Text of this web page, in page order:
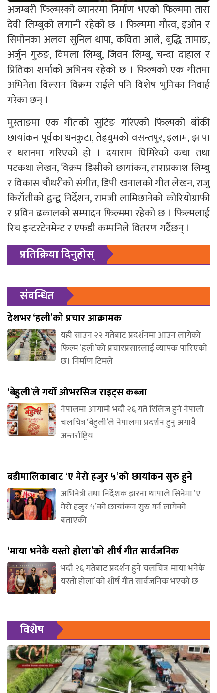
अजम्बरी फिल्मस्को व्यानरमा निर्माण भएको फिल्ममा तारा
देवी लिम्बुको लगानी रहेको छ । फिल्ममा गौरव, इओन र
सिमोनका अलवा सुनिल थापा, कविता आले, बुद्धि तामाङ,
अर्जुन गुरुङ, विमला लिम्बु, जिवन लिम्बु, चन्दा दाहाल र
प्रितिका शर्माको अभिनय रहेको छ । फिल्मको एक गीतमा
अभिनेता विल्सन विक्रम राईले पनि विशेष भुमिका निवार्ह
गरेका छन् ।
मुस्ताङमा एक गीतको सुटिङ गरिएको फिल्मको बाँकी
छायांकन पूर्वका धनकुटा, तेह्रथुमको वसन्तपुर, इलाम, झापा
र धरानमा गरिएको हो । दयाराम घिमिरेको कथा तथा
पटकथा लेखन, विक्रम डिसीको छायांकन, ताराप्रकाश लिम्बु
र विकास चौधरीको संगीत, डिपी खनालको गीत लेखन, राजु
किराँतीको द्वन्द्व निर्देशन, रामजी लामिछानेको कोरियोग्राफी
र प्रविन ढकालको सम्पादन फिल्ममा रहेको छ । फिल्मलाई
रिच इन्टरटेनमेन्ट र एफडी कम्पनिले वितरण गर्दैछन् ।
प्रतिक्रिया दिनुहोस्
संबन्धित
देशभर ‘हली’को प्रचार आक्रामक
यही साउन २२ गतेबाट प्रदर्शनमा आउन लागेको
फिल्म ‘हली’को प्रचारप्रसारलाई व्यापक पारिएको
छ। निर्माण टिमले
‘बेहुली’ले गर्यो ओभरसिज राइट्स कब्जा
नेपालमा आगामी भदौ २६ गते रिलिज हुने नेपाली
चलचित्र ‘बेहुली’ले नेपालमा प्रदर्शन हुनु अगावै
अन्तर्राष्ट्रिय
बडीमालिकाबाट ‘ए मेरो हजुर ५’को छायांकन सुरु हुने
अभिनेत्री तथा निर्देशक झरना थापाले सिनेमा ‘ए
मेरो हजुर ५’को छायांकन सुरु गर्न लागेको
बताएकी
‘माया भनेकै यस्तो होला’को शीर्ष गीत सार्वजनिक
भदौ २६ गतेबाट प्रदर्शन हुने चलचित्र ‘माया भनेकै
यस्तो होला’को शीर्ष गीत सार्वजनिक भएको छ
विशेष